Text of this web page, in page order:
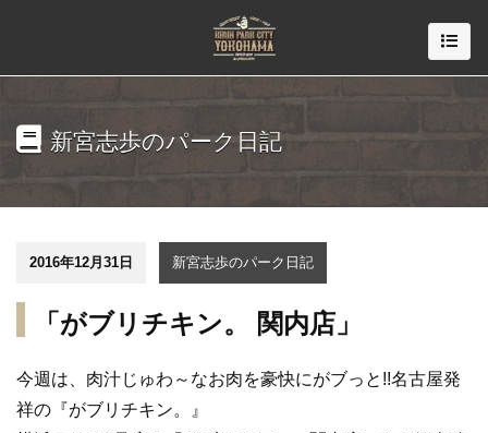
新宮志歩のパーク日記
2016年12月31日 新宮志歩のパーク日記
「がブリチキン。 関内店」
今週は、肉汁じゅわ～なお肉を豪快にがブっと!!名古屋発
祥の『がブリチキン。』